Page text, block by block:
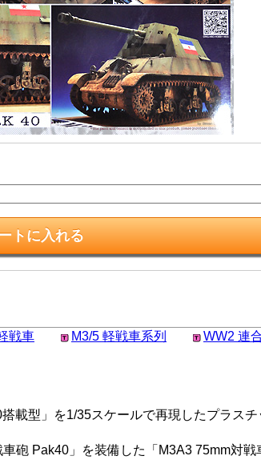
戦車 M3/5 軽戦車系列
WW2 連
載型」を1/35スケールで再現したプラスチ
砲 Pak40」を装備した「M3A3 75mm対